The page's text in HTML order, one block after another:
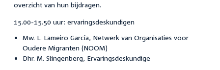
overzicht van hun bijdragen.
15.00-15.50 uur: ervaringsdeskundigen
Mw. L. Lameiro García, Netwerk van Organisaties voor
Oudere Migranten (NOOM)
Dhr. M. Slingenberg, Ervaringsdeskundige